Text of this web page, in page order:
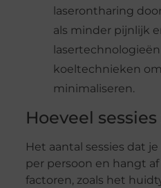
laserontharing
als minder pijnlijk
koeltechnieken
minimaliseren.
Hoeveel
Het aantal sessies dat
per persoon en hangt
factoren, zoals het